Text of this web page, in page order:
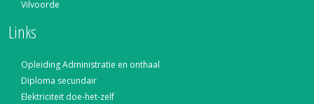
Vilvoorde
Links
Opleiding Administratie en onthaal
Diploma secundair
Elektriciteit doe-het-zelf